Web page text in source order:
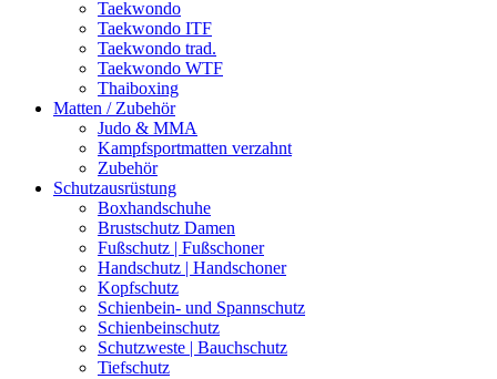
Taekwondo
Taekwondo ITF
Taekwondo trad.
Taekwondo WTF
Thaiboxing
Matten / Zubehör
Judo & MMA
Kampfsportmatten verzahnt
Zubehör
Schutzausrüstung
Boxhandschuhe
Brustschutz Damen
Fußschutz | Fußschoner
Handschutz | Handschoner
Kopfschutz
Schienbein- und Spannschutz
Schienbeinschutz
Schutzweste | Bauchschutz
Tiefschutz